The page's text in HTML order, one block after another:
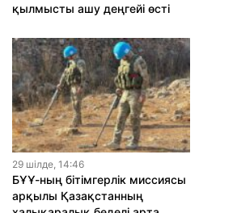
қылмысты ашу деңгейі өсті
29 шiлде, 14:46
БҰҰ-ның бітімгерлік миссиясы
арқылы Қазақстанның